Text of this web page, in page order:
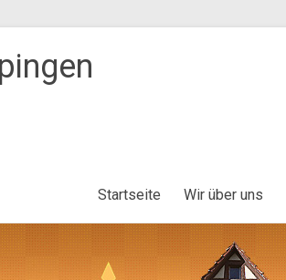
Startseite Wir über uns